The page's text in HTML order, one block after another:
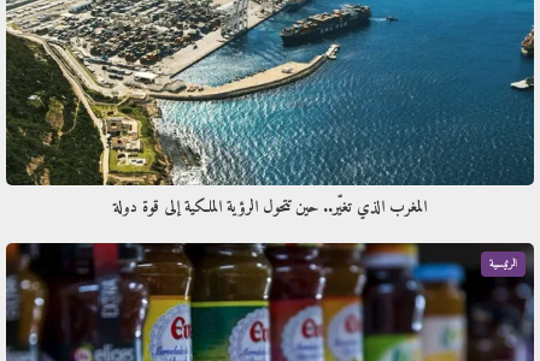
المغرب الذي تغيّر.. حين تتحول الرؤية الملكية إلى قوة دولة
الرئيسية